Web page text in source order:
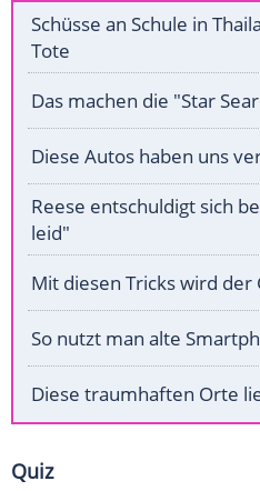
Schüsse an Schule in
Tote
Das machen die "Star
Diese Autos haben uns
Reese entschuldigt sich
leid"
Mit diesen Tricks wird der
So nutzt man alte
Diese traumhaften Orte
Quiz